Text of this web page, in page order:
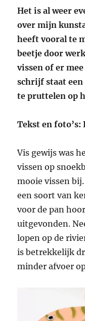
Het is al weer
over mijn
heeft vooral te
beetje door
vissen of er
schrijf staat een
te pruttelen op
Tekst en foto’s:
Vis gewijs was
vissen op
mooie vissen
een soort van
voor de pan
uitgevonden.
lopen op de
is betrekkelijk
minder afvoer